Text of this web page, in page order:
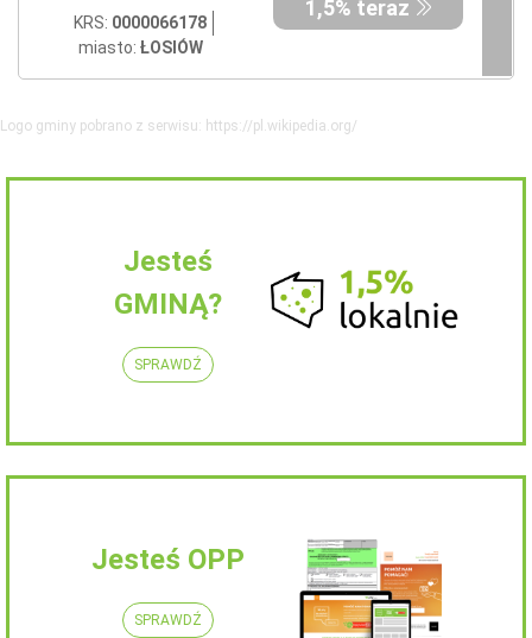
KRS: 0000066178
miasto: ŁOSIÓW
1,5% teraz
Logo gminy pobrano z serwisu: https://pl.wikipedia.org/
Jesteś
GMINĄ?
SPRAWDŹ
Jesteś OPP
SPRAWDŹ